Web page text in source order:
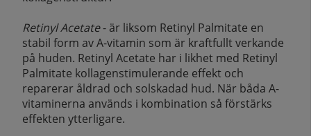
Retinyl Acetate- är liksom Retinyl Palmitate en
stabil form av A-vitamin som är kraftfullt verkande
på huden. Retinyl Acetate har i likhet med Retinyl
Palmitate kollagenstimulerande effekt och
reparerar åldrad och solskadad hud. När båda A-
vitaminerna används i kombination så förstärks
effekten ytterligare.